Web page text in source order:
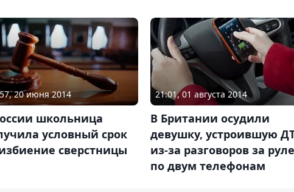
20 июня 2014
школьница
условный срок
сверстницы
21:01, 01 августа 2014
В Британии осудили
девушку, устроившую
из-за разговоров за
по двум телефонам